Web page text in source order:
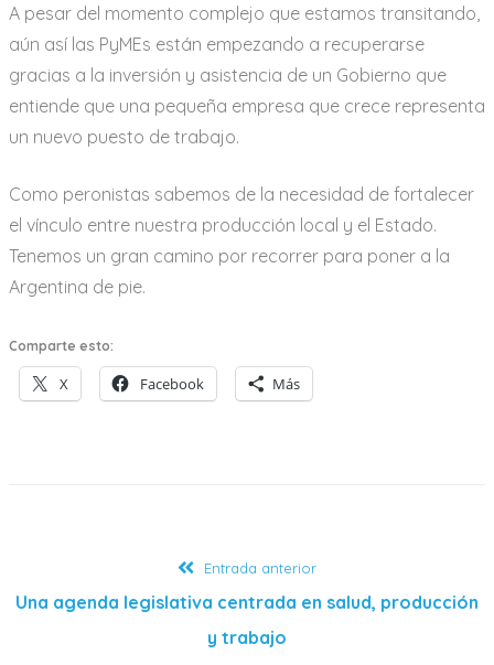
A pesar del momento complejo que estamos transitando,
aún así las PyMEs están empezando a recuperarse
gracias a la inversión y asistencia de un Gobierno que
entiende que una pequeña empresa que crece representa
un nuevo puesto de trabajo.
Como peronistas sabemos de la necesidad de fortalecer
el vínculo entre nuestra producción local y el Estado.
Tenemos un gran camino por recorrer para poner a la
Argentina de pie.
Comparte esto:
X Facebook Más
Entrada anterior
Una agenda legislativa centrada en salud, producción
y trabajo